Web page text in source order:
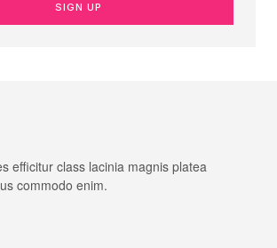
SIGN UP
efficitur class lacinia magnis platea
commodo enim.